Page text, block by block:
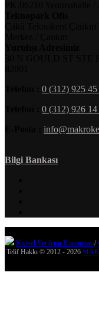
0 (312) 925 45
0 (312) 926 14
Bilgi Bankası
Kişisel Verilerin Korunması/
Telif Hakkı © 2012 - 2026